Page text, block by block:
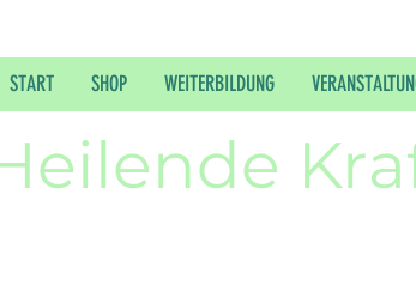
START SHOP WEITERBILDUNG